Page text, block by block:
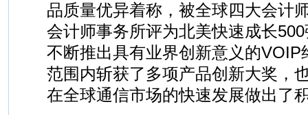
品质量优异着称，被全球四大会计
会计师事务所评为北美快速成长
不断推出具有业界创新意义的VOIP
范围内斩获了多项产品创新大奖，
在全球通信市场的快速发展做出了